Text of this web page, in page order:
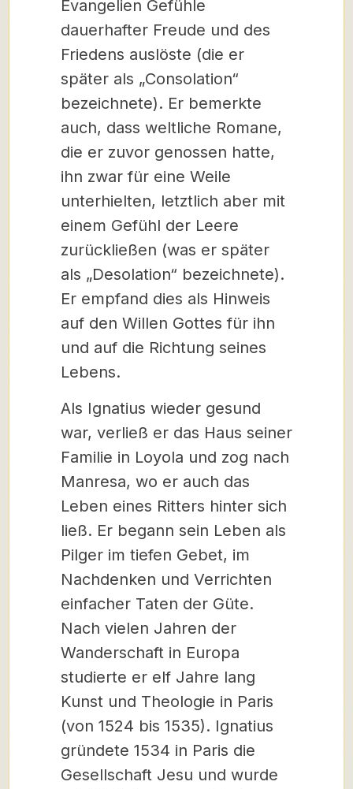
Evangelien Gefühle
dauerhafter Freude und des
Friedens auslöste (die er
später als „Consolation“
bezeichnete). Er bemerkte
auch, dass weltliche Romane,
die er zuvor genossen hatte,
ihn zwar für eine Weile
unterhielten, letztlich aber mit
einem Gefühl der Leere
zurückließen (was er später
als „Desolation“ bezeichnete).
Er empfand dies als Hinweis
auf den Willen Gottes für ihn
und auf die Richtung seines
Lebens.
Als Ignatius wieder gesund
war, verließ er das Haus seiner
Familie in Loyola und zog nach
Manresa, wo er auch das
Leben eines Ritters hinter sich
ließ. Er begann sein Leben als
Pilger im tiefen Gebet, im
Nachdenken und Verrichten
einfacher Taten der Güte.
Nach vielen Jahren der
Wanderschaft in Europa
studierte er elf Jahre lang
Kunst und Theologie in Paris
(von 1524 bis 1535). Ignatius
gründete 1534 in Paris die
Gesellschaft Jesu und wurde